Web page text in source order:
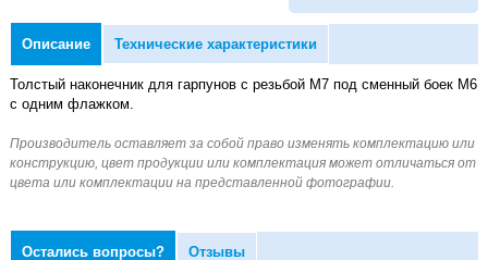
Описание Технические характеристики
Толстый наконечник для гарпунов с резьбой М7 под сменный боек M6
с одним флажком.
Остались вопросы? Отзывы